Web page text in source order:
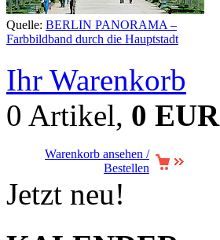
Quelle: BERLIN PANORAMA –
Farbbildband durch die Hauptstadt
Ihr Warenkorb
0 Artikel, 0 EUR
Warenkorb ansehen /
Bestellen
Jetzt neu!